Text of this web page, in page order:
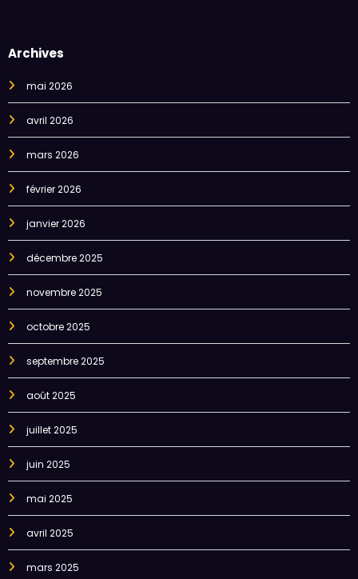
Archives
mai 2026
avril 2026
mars 2026
février 2026
janvier 2026
décembre 2025
novembre 2025
octobre 2025
septembre 2025
août 2025
juillet 2025
juin 2025
mai 2025
avril 2025
mars 2025